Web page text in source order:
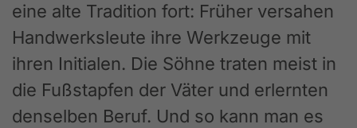
eine alte Tradition fort: Früher versahen
Handwerksleute ihre Werkzeuge mit
ihren Initialen. Die Söhne traten meist in
die Fußstapfen der Väter und erlernten
denselben Beruf. Und so kann man es